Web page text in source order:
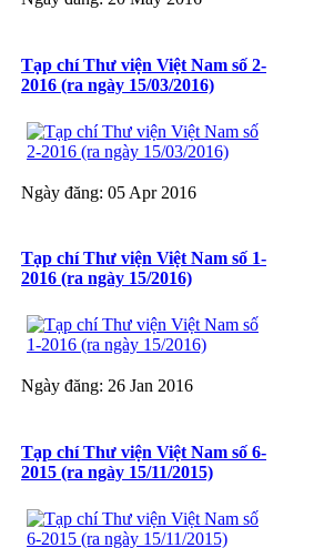
Tạp chí Thư viện Việt Nam số 2-
2016 (ra ngày 15/03/2016)
Ngày đăng: 05 Apr 2016
Tạp chí Thư viện Việt Nam số 1-
2016 (ra ngày 15/2016)
Ngày đăng: 26 Jan 2016
Tạp chí Thư viện Việt Nam số 6-
2015 (ra ngày 15/11/2015)